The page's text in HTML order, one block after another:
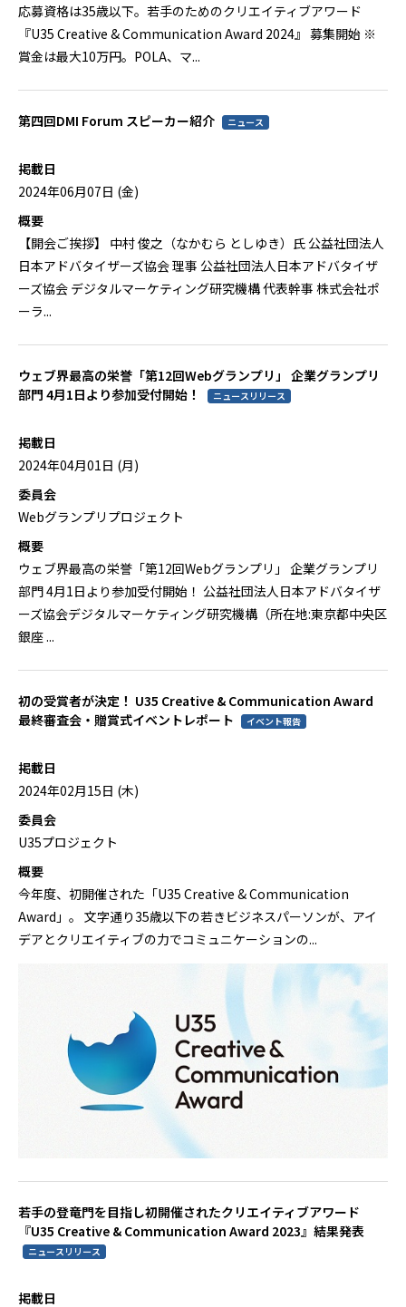
応募資格は35歳以下。若手のためのクリエイティブアワード
『U35 Creative & Communication Award 2024』 募集開始 ※
賞金は最大10万円。POLA、マ...
第四回DMI Forum スピーカー紹介 ニュース
掲載日
2024年06月07日 (金)
概要
【開会ご挨拶】 中村 俊之（なかむら としゆき）氏 公益社団法人
日本アドバタイザーズ協会 理事 公益社団法人日本アドバタイザ
ーズ協会 デジタルマーケティング研究機構 代表幹事 株式会社ポ
ーラ...
ウェブ界最高の栄誉「第12回Webグランプリ」 企業グランプリ
部門 4月1日より参加受付開始！
ニュースリリース
掲載日
2024年04月01日 (月)
委員会
Webグランプリプロジェクト
概要
ウェブ界最高の栄誉「第12回Webグランプリ」 企業グランプリ
部門 4月1日より参加受付開始！ 公益社団法人日本アドバタイザ
ーズ協会デジタルマーケティング研究機構（所在地:東京都中央区
銀座 ...
初の受賞者が決定！ U35 Creative & Communication Award
最終審査会・贈賞式イベントレポート
イベント報告
掲載日
2024年02月15日 (木)
委員会
U35プロジェクト
概要
今年度、初開催された「U35 Creative & Communication
Award」。 文字通り35歳以下の若きビジネスパーソンが、アイ
デアとクリエイティブの力でコミュニケーションの...
若手の登竜門を目指し初開催されたクリエイティブアワード
『U35 Creative & Communication Award 2023』結果発表
ニュースリリース
掲載日